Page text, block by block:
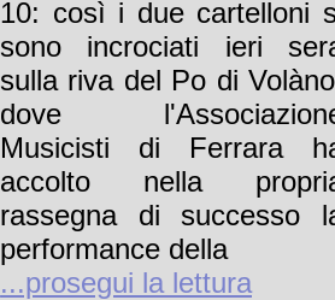
10: così i due cartelloni
sono incrociati ieri
sulla riva del Po di
dove
Musicisti di Ferrara
accolto nella
rassegna di successo
performance della
...prosegui la lettura